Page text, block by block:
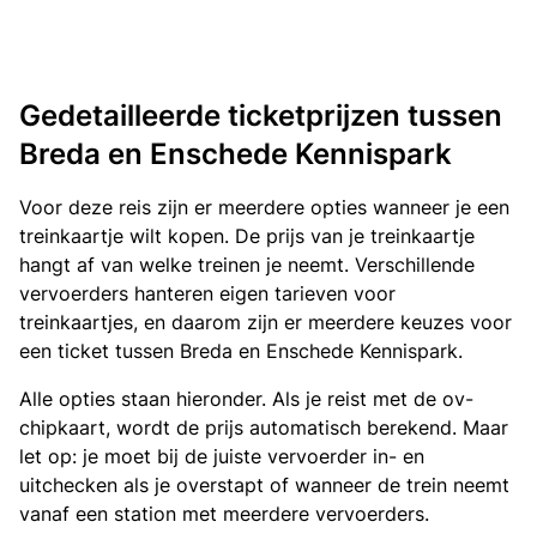
Gedetailleerde ticketprijzen tussen
Breda en Enschede Kennispark
Voor deze reis zijn er meerdere opties wanneer je een
treinkaartje wilt kopen. De prijs van je treinkaartje
hangt af van welke treinen je neemt. Verschillende
vervoerders hanteren eigen tarieven voor
treinkaartjes, en daarom zijn er meerdere keuzes voor
een ticket tussen Breda en Enschede Kennispark.
Alle opties staan hieronder. Als je reist met de ov-
chipkaart, wordt de prijs automatisch berekend. Maar
let op: je moet bij de juiste vervoerder in- en
uitchecken als je overstapt of wanneer de trein neemt
vanaf een station met meerdere vervoerders.